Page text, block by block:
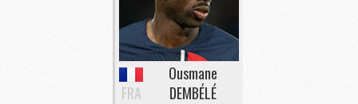
FRA
Ousmane
DEMBÉLÉ